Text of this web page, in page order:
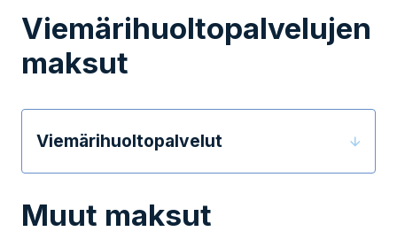
Viemärihuoltopalvelujen
maksut
Viemärihuoltopalvelut
Muut maksut